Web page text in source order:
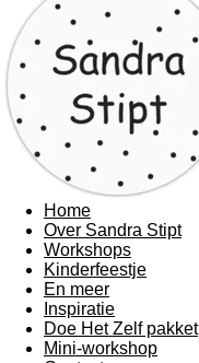
Home
Over Sandra Stipt
Workshops
Kinderfeestje
En meer
Inspiratie
Doe Het Zelf pakket
Mini-workshop